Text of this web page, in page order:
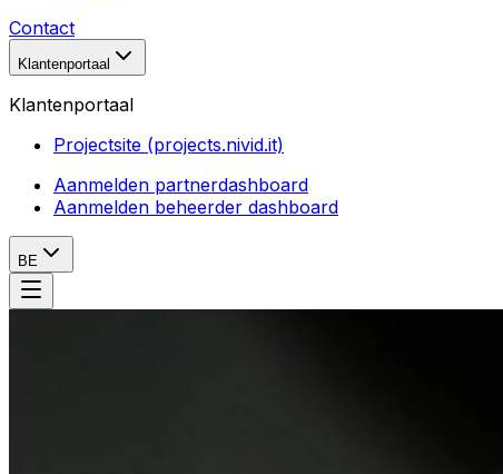
Contact
Klantenportaal
Klantenportaal
Projectsite (projects.nivid.it)
Aanmelden partnerdashboard
Aanmelden beheerder dashboard
BE